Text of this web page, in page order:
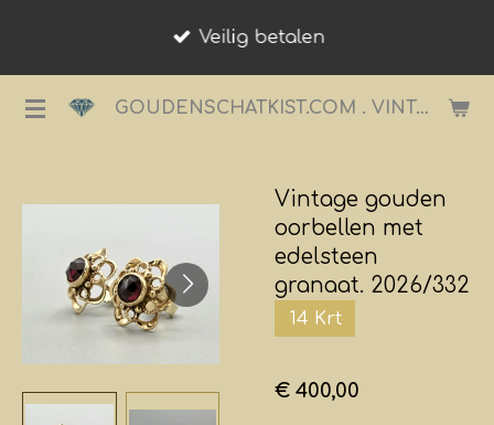
de
GOUDENSCHATKIST.COM . VINTAGE JUWELIER.
Veilig betalen
Vintage gouden
oorbellen met
edelsteen
granaat. 2026/332
14 Krt
€ 400,00